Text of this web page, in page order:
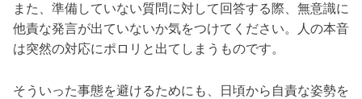
また、準備していない質問に対して回答する際、無意識に
他責な発言が出ていないか気をつけてください。人の本音
は突然の対応にポロリと出てしまうものです。
そういった事態を避けるためにも、日頃から自責な姿勢を